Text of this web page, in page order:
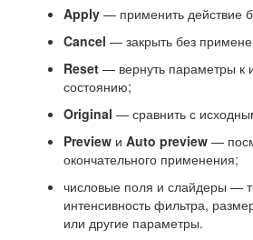
Apply — применить действие
Cancel — закрыть без
Reset — вернуть параметры к
состоянию;
Original — сравнить с
Preview и Auto preview —
окончательного применения;
числовые поля и слайдеры —
интенсивность фильтра,
или другие параметры.